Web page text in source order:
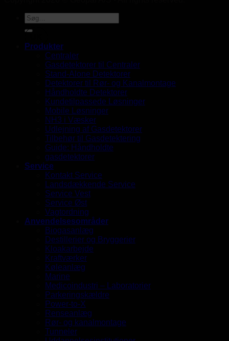
Produkter
Centraler
Gasdetektorer til Centraler
Stand-Alone Detektorer
Detektorer til Rør- og Kanalmontage
Håndholdte Detektorer
Kundetilpassede Løsninger
Mobile Løsninger
NH3 i Væsker
Udlejning af Gasdetektorer
Tilbehør til Gasdetektering
Guide: Håndholdte
gasdetektorer
Service
Kontakt Service
Landsdækkende Service
Service Vest
Service Øst
Vagtordning
Anvendelsesområder
Biogasanlæg
Destillerier og Bryggerier
Kloakarbejde
Kraftværker
Køleanlæg
Marine
Medicoindustri – Laboratorier
Parkeringskældre
Power-to-X
Renseanlæg
Rør- og kanalmontage
Tunneler